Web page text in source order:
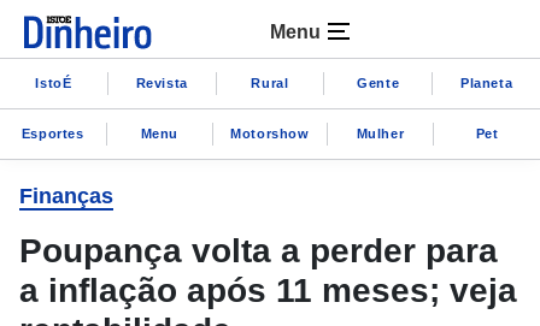
Menu
IstoÉ Revista Rural Gente Planeta
Esportes Menu Motorshow Mulher Pet
Finanças
Poupança volta a perder para
a inflação após 11 meses; veja